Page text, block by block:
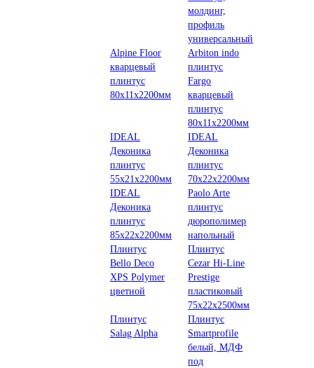
молдинг,
профиль
универсальный
Alpine Floor
кварцевый
плинтус
80х11х2200мм
Arbiton indo
плинтус
Fargo
кварцевый
плинтус
80х11х2200мм
IDEAL
Деконика
плинтус
55х21х2200мм
IDEAL
Деконика
плинтус
70х22х2200мм
IDEAL
Деконика
плинтус
85х22х2200мм
Paolo Arte
плинтус
дюрополимер
напольный
Плинтус
Bello Deco
XPS Polymer
цветной
Плинтус
Cezar Hi-Line
Prestige
пластиковый
75х22х2500мм
Плинтус
Salag Alpha
Плинтус
Smartprofile
белый, МДФ
под